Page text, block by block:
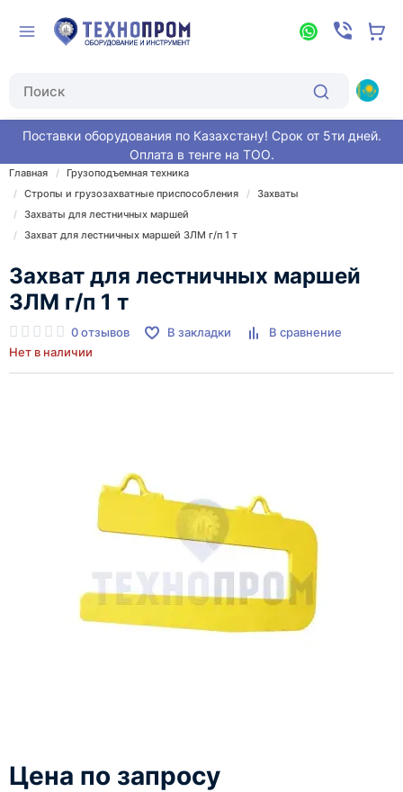
Поставки оборудования по Казахстану! Срок от 5ти дней.
Оплата в тенге на ТОО.
Главная
Грузоподъемная техника
Стропы и грузозахватные приспособления
Захваты
Захваты для лестничных маршей
Захват для лестничных маршей ЗЛМ г/п 1 т
Захват для лестничных маршей
ЗЛМ г/п 1 т
0 отзывов В закладки
В сравнение
Нет в наличии
Цена по запросу